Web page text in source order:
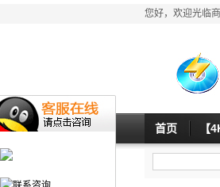
您好，欢迎光临
首页 【